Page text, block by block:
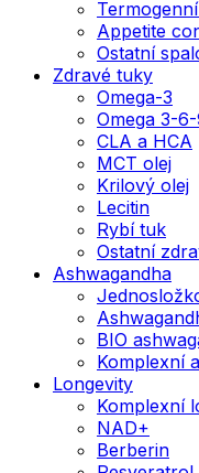
Appetite
Ostatní
Zdravé tuky
Omega-3
Omega 3-
CLA a HCA
MCT olej
Krilový olej
Lecitin
Rybí tuk
Ostatní
Ashwagandha
BIO
Komplexní
Longevity
Komplexní
NAD+
Berberin